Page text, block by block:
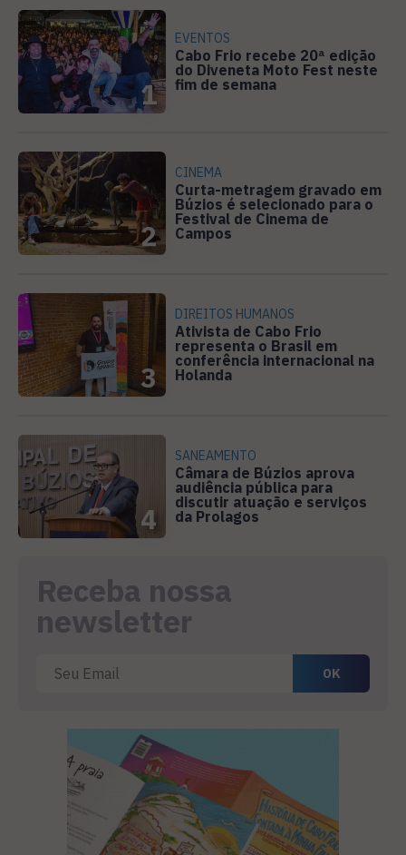
1
EVENTOS
Cabo Frio recebe 20ª edição
do Diveneta Moto Fest neste
fim de semana
2
CINEMA
Curta-metragem gravado em
Búzios é selecionado para o
Festival de Cinema de
Campos
3
DIREITOS HUMANOS
Ativista de Cabo Frio
representa o Brasil em
conferência internacional na
Holanda
4
SANEAMENTO
Câmara de Búzios aprova
audiência pública para
discutir atuação e serviços
da Prolagos
Receba nossa
newsletter